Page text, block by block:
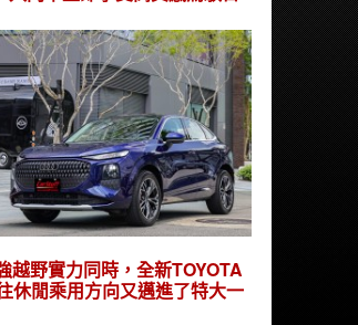
越野實力同時，全新TOYOTA
休閒乘用方向又邁進了特大一